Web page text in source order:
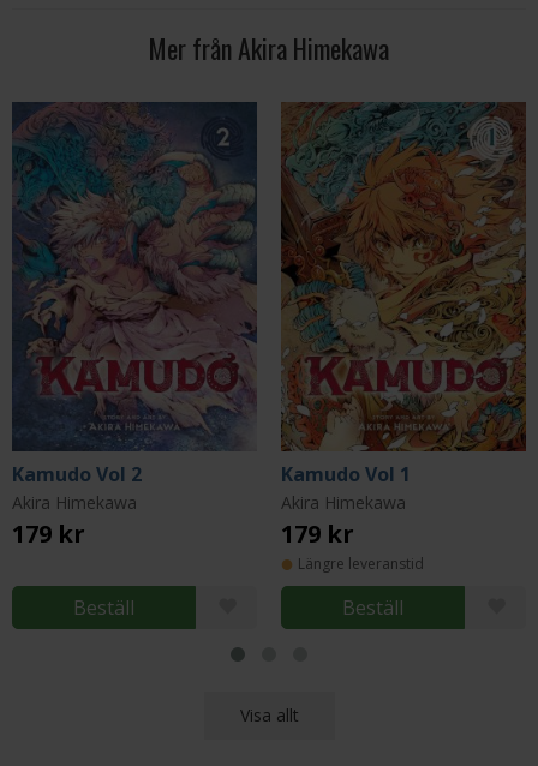
Mer från Akira Himekawa
Kamudo Vol 2
Akira Himekawa
179 kr
Beställ
Kamudo Vol 1
Akira Himekawa
179 kr
Längre leveranstid
Beställ
Visa allt